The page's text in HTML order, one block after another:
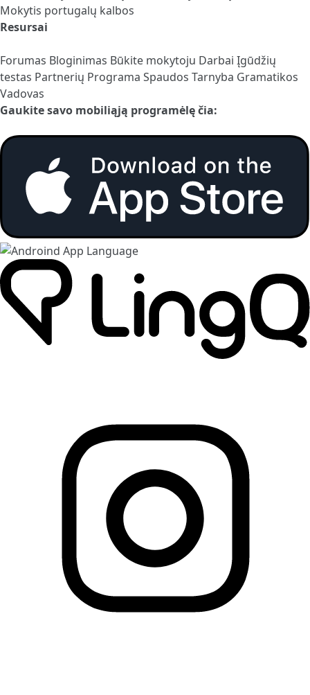
Mokytis portugalų kalbos
Resursai
Forumas Bloginimas Būkite mokytoju Darbai Įgūdžių
testas Partnerių Programa Spaudos Tarnyba Gramatikos
Vadovas
Gaukite savo mobiliąją programėlę čia: